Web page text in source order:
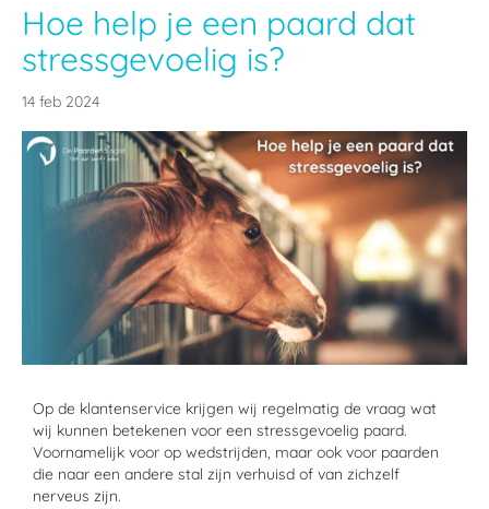
Hoe help je een paard dat
stressgevoelig is?
14 feb 2024
Op de klantenservice krijgen wij regelmatig de vraag wat
wij kunnen betekenen voor een stressgevoelig paard.
Voornamelijk voor op wedstrijden, maar ook voor paarden
die naar een andere stal zijn verhuisd of van zichzelf
nerveus zijn.